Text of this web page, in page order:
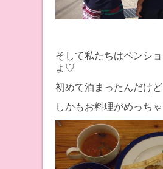
そして私たちはペンシ
よ♡
初めて泊まったんだけ
しかもお料理がめっち